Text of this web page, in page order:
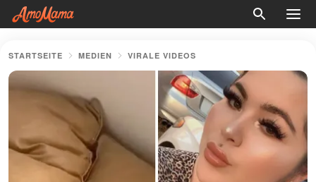
STARTSEITE MEDIEN VIRALE VIDEOS